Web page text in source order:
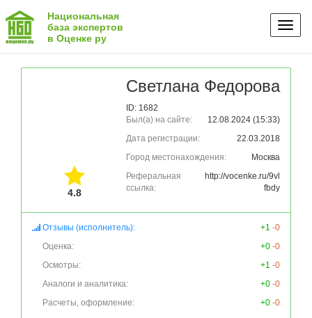
Национальная
база экспертов
в Оценке ру
4.8
Светлана Федорова
ID: 1682
Был(а) на сайте:
12.08.2024 (15:33)
Дата регистрации:
22.03.2018
Город местонахождения:
Москва
Реферальная
ссылка:
http://vocenke.ru/9vl
fbdy
Отзывы (исполнитель): +1 -0
Оценка:
+0 -0
Осмотры:
+1 -0
Аналоги и аналитика:
+0 -0
Расчеты, оформление:
+0 -0